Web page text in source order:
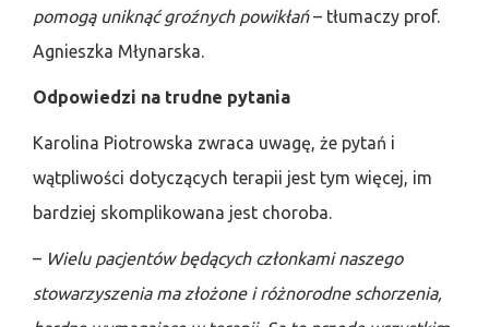
pomogą uniknąć groźnych powikłań– tłumaczy prof.
Agnieszka Młynarska.
Odpowiedzi na trudne pytania
Karolina Piotrowska zwraca uwagę, że pytań i
wątpliwości dotyczących terapii jest tym więcej, im
bardziej skomplikowana jest choroba.
– Wielu pacjentów będących członkami naszego
stowarzyszenia ma złożone i różnorodne schorzenia,